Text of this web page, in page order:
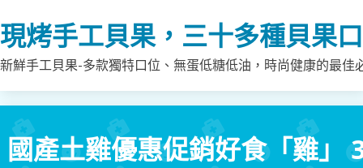
to
content
現烤手工貝果，三十多種貝果
新鮮手工貝果-多款獨特口位、無蛋低糖低油，時尚健康的最
國產土雞優惠促銷好食「雞」